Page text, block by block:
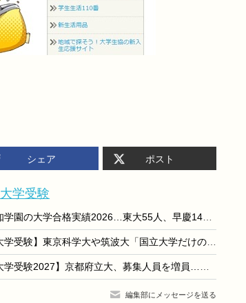
シェア ポスト
大学受験
行知学園の大学合格実績2026…東大55人、早慶149人
【大学受験】東京科学大や筑波大「国立大学だけの進学説明会」8/29
【大学受験2027】京都府立大、募集人員を増員…文学部は一般選抜も拡大
編集部にメッセージを送る